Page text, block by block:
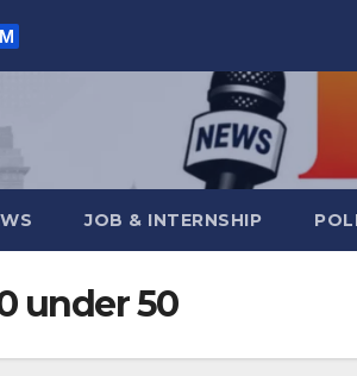
JOB & INTERNSHIP
under 50